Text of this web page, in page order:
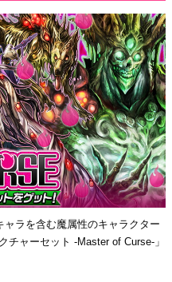
ャラを含む魔属性のキャラクター
チャーセット -Master of Curse-」